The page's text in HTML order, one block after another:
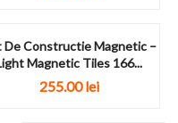
De Constructie Magnetic –
Magnetic Tiles 166...
255.00lei